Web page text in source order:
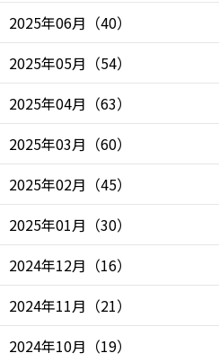
2025年06月 （40）
2025年05月 （54）
2025年04月 （63）
2025年03月 （60）
2025年02月 （45）
2025年01月 （30）
2024年12月 （16）
2024年11月 （21）
2024年10月 （19）